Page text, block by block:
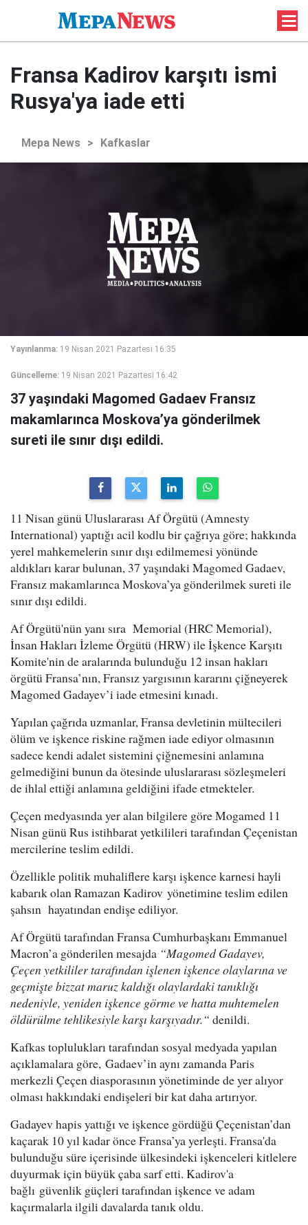
Fransa Kadirov karşıtı ismi
Rusya'ya iade etti
Mepa News > Kafkaslar
Yayınlanma: 19 Nisan 2021 Pazartesi 16:35
Güncelleme: 19 Nisan 2021 Pazartesi 16:42
37 yaşındaki Magomed Gadaev Fransız
makamlarınca Moskova’ya gönderilmek
sureti ile sınır dışı edildi.
11 Nisan günü Uluslararası Af Örgütü (Amnesty
International) yaptığı acil kodlu bir çağrıya göre; hakkında
yerel mahkemelerin sınır dışı edilmemesi yönünde
aldıkları karar bulunan, 37 yaşındaki Magomed Gadaev,
Fransız makamlarınca Moskova’ya gönderilmek sureti ile
sınır dışı edildi.
Af Örgütü'nün yanı sıra Memorial (HRC Memorial),
İnsan Hakları İzleme Örgütü (HRW) ile İşkence Karşıtı
Komite'nin de aralarında bulunduğu 12 insan hakları
örgütü Fransa’nın, Fransız yargısının kararını çiğneyerek
Magomed Gadayev’i iade etmesini kınadı.
Yapılan çağrıda uzmanlar, Fransa devletinin mültecileri
ölüm ve işkence riskine rağmen iade ediyor olmasının
sadece kendi adalet sistemini çiğnemesini anlamına
gelmediğini bunun da ötesinde uluslararası sözleşmeleri
de ihlal ettiği anlamına geldiğini ifade etmekteler.
Çeçen medyasında yer alan bilgilere göre Mogamed 11
Nisan günü Rus istihbarat yetkilileri tarafından Çeçenistan
mercilerine teslim edildi.
Özellikle politik muhaliflere karşı işkence karnesi hayli
kabarık olan Ramazan Kadirov yönetimine teslim edilen
şahsın hayatından endişe ediliyor.
Af Örgütü tarafından Fransa Cumhurbaşkanı Emmanuel
Macron’a gönderilen mesajda “Magomed Gadayev,
Çeçen yetkililer tarafından işlenen işkence olaylarına ve
geçmişte bizzat maruz kaldığı olaylardaki tanıklığı
nedeniyle, yeniden işkence görme ve hatta muhtemelen
öldürülme tehlikesiyle karşı karşıyadır.“ denildi.
Kafkas toplulukları tarafından sosyal medyada yapılan
açıklamalara göre, Gadaev’in aynı zamanda Paris
merkezli Çeçen diasporasının yönetiminde de yer alıyor
olması hakkındaki endişeleri bir kat daha artırıyor.
Gadayev hapis yattığı ve işkence gördüğü Çeçenistan’dan
kaçarak 10 yıl kadar önce Fransa’ya yerleşti. Fransa'da
bulunduğu süre içerisinde ülkesindeki işkenceleri kitlelere
duyurmak için büyük çaba sarf etti. Kadirov'a
bağlı güvenlik güçleri tarafından işkence ve adam
kaçırmalarla ilgili davalarda tanık oldu.